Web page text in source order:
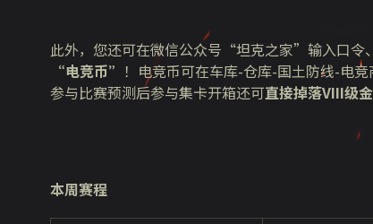
此外，您还可在微信公众号“坦克之家”输入口令
“电竞币” ！电竞币可在车库-仓库-国土防线-电
参与比赛预测后参与集卡开箱还可直接掉落VIII级
本周赛程